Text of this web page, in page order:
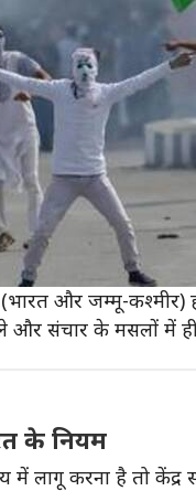
बार फिर से खराब
में एक बार फिर से
रहा है।
और विशेष
इनमें मिले विशेष
और जम्मू-कश्मीर)
और संचार के मसलों में
के नियम
लागू करना है तो केंद्र